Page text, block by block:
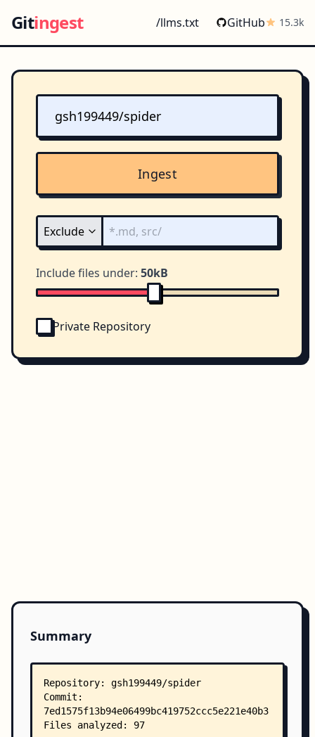
Gitingest /llms.txt GitHub 15.3k
Ingest
Include files under: 50kB
Private Repository
Summary